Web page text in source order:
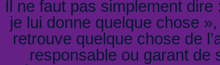
Il ne faut pas simplement dire
je lui donne quelque chose
retrouve quelque chose de
responsable ou garant de